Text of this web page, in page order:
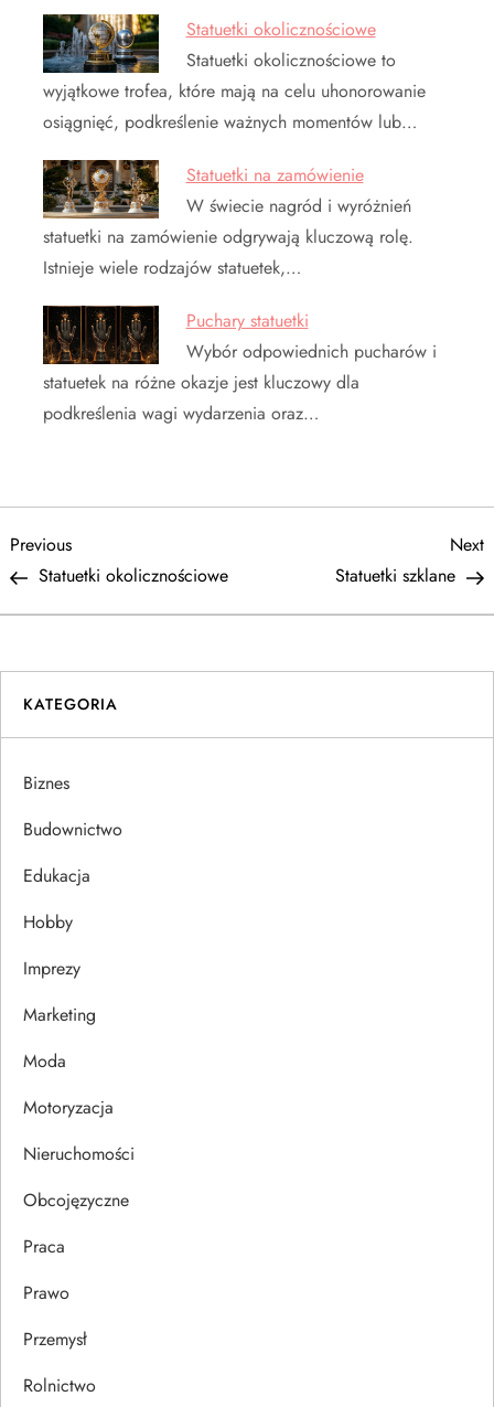
Statuetki okolicznościowe
Statuetki okolicznościowe to
wyjątkowe trofea, które mają na celu uhonorowanie
osiągnięć, podkreślenie ważnych momentów lub…
Statuetki na zamówienie
W świecie nagród i wyróżnień
statuetki na zamówienie odgrywają kluczową rolę.
Istnieje wiele rodzajów statuetek,…
Puchary statuetki
Wybór odpowiednich pucharów i
statuetek na różne okazje jest kluczowy dla
podkreślenia wagi wydarzenia oraz…
N
a
w
g
a
c
a
w
p
u
Previous
Post
Previous
Statuetki okolicznościowe
Next
Statuetki szklane
KATEGORIA
Biznes
Budownictwo
Edukacja
Hobby
Imprezy
Marketing
Moda
Motoryzacja
Nieruchomości
Obcojęzyczne
Praca
Prawo
Przemysł
Rolnictwo